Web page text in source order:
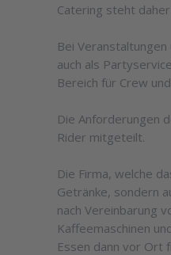
Catering steht
Bei
auch als
Bereich für Crew
Die Anforderungen
Rider mitgeteilt.
Die Firma, welche
Getränke, sondern
nach Vereinbarung
Kaffeemaschinen
Essen dann vor Ort